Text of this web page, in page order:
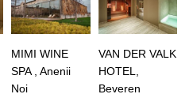
MIMI WINE
SPA , Anenii
Noi
VAN DER VALK
HOTEL,
Beveren